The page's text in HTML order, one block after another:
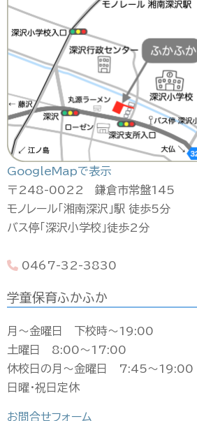
GoogleMapで表示
〒248-0022 鎌倉市常盤145
モノレール「湘南深沢」駅 徒歩5分
バス停「深沢小学校」徒歩2分
0467-32-3830
学童保育ふかふか
月〜金曜日 下校時〜19:00
土曜日 8:00〜17:00
休校日の月〜金曜日 7:45〜19:00
日曜・祝日定休
お問合せフォーム